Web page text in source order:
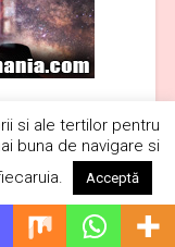
si ale tertilor pentru
buna de navigare si
Acceptă
mult